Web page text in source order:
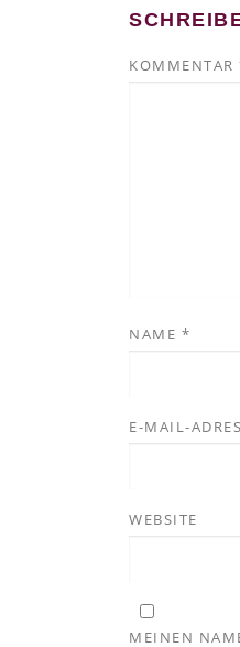
KOMMENTAR
NAME *
E-MAIL-
WEBSITE
MEINEN